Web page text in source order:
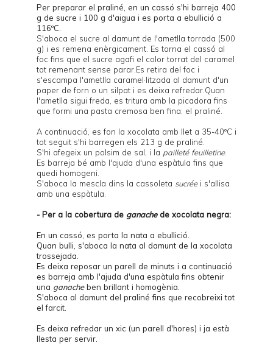
Per preparar el praliné, en un cassó s'hi barreja 400
g de sucre i 100 g d'aigua i es porta a ebullició a
116ºC.
S'aboca el sucre al damunt de l'ametlla torrada (500
g) i es remena enèrgicament. Es torna el cassó al
foc fins que el sucre agafi el color torrat del caramel
tot remenant sense parar.Es retira del foc i
s'escampa l'ametlla caramel·litzada al damunt d'un
paper de forn o un silpat i es deixa refredar.Quan
l'ametlla sigui freda, es tritura amb la picadora fins
que formi una pasta cremosa ben fina: el praliné.
A continuació, es fon la xocolata amb llet a 35-40ºC i
tot seguit s'hi barregen els 213 g de praliné.
S'hi afegeix un polsim de sal, i la pailleté feuilletine.
Es barreja bé amb l'ajuda d'una espàtula fins que
quedi homogeni.
S'aboca la mescla dins la cassoleta sucréei s'allisa
amb una espàtula.
- Per a la cobertura de ganachede xocolata negra:
En un cassó, es porta la nata a ebullició.
Quan bulli, s'aboca la nata al damunt de la xocolata
trossejada.
Es deixa reposar un parell de minuts i a continuació
es barreja amb l'ajuda d'una espàtula fins obtenir
una ganacheben brillant i homogènia.
S'aboca al damunt del praliné fins que recobreixi tot
el farcit.
Es deixa refredar un xic (un parell d'hores) i ja està
llesta per servir.